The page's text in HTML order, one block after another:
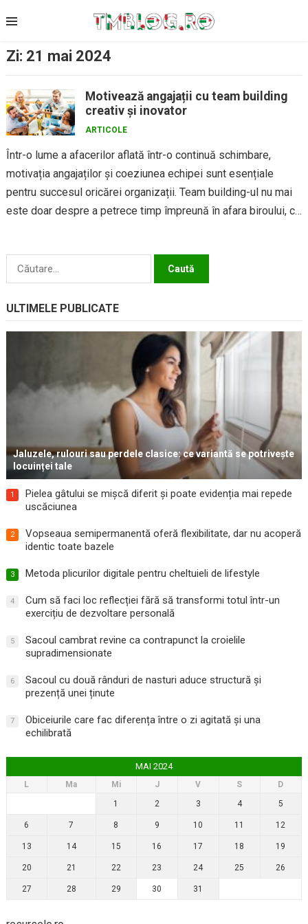
to
Zi: 21 mai 2024
Motivează angajații cu team building
creativ și inovator
ARTICOLE
Într-o lume a afacerilor aflată într-o continuă schimbare,
motivația angajaților și coeziunea echipei sunt esențiale
pentru succesul oricărei organizații. Team building-ul nu mai
este doar despre a petrece timp împreună în afara biroului, ci
ULTIMELE PUBLICATE
Jaluzele, rulouri sau perdele clasice: ce variantă se potrivește
locuinței tale
1
Pielea gâtului se mișcă diferit și poate evidenția mai repede
uscăciunea
2
Vopseaua semipermanentă oferă flexibilitate, dar nu acoperă
identic toate bazele
3 Metoda plicurilor digitale pentru cheltuieli de lifestyle
4
Cum să faci loc reflecției fără să transformi totul într-un
exercițiu de dezvoltare personală
5
Sacoul cambrat revine ca contrapunct la croielile
supradimensionate
6
Sacoul cu două rânduri de nasturi aduce structură și
prezență unei ținute
7
Obiceiurile care fac diferența între o zi agitată și una
echilibrată
MAI 2024
L Ma Mi J V S
D
1
2 3 4 5
6 7 8 9 10 11 12
13 14 15 16 17 18 19
20 21 22 23 24 25 26
27 28 29 30 31